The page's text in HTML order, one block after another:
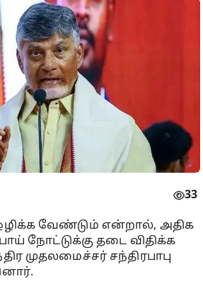
33
வேண்டும் என்றால், அதிக
நோட்டுக்கு தடை விதிக்க
முதலமைச்சர் சந்திரபாபு